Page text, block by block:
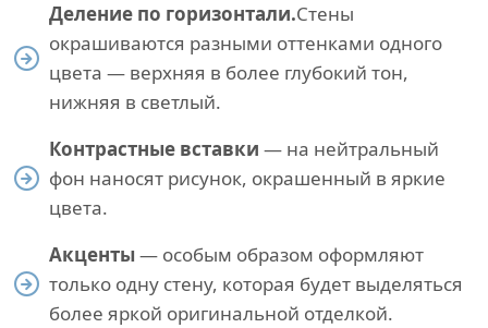
Деление по горизонтали.Стены
окрашиваются разными оттенками одного
цвета — верхняя в более глубокий тон,
нижняя в светлый.
Контрастные вставки — на нейтральный
фон наносят рисунок, окрашенный в яркие
цвета.
Акценты — особым образом оформляют
только одну стену, которая будет выделяться
более яркой оригинальной отделкой.